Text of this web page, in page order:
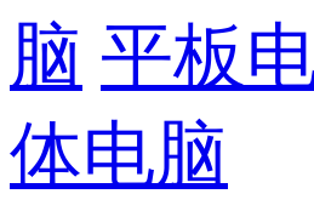
脑 平板
体电脑